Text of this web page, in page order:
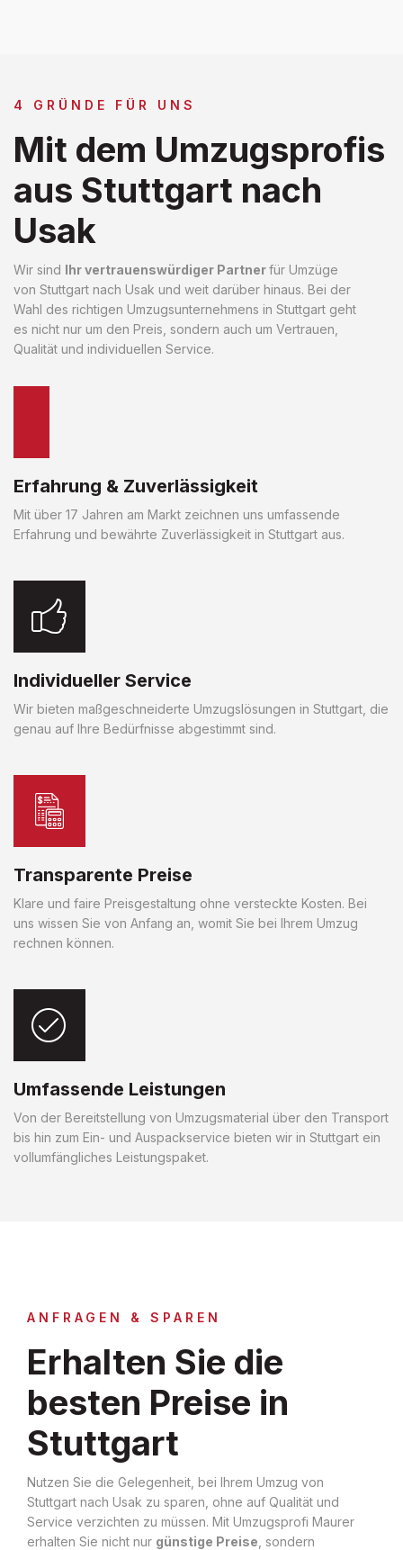
4 GRÜNDE FÜR UNS
Mit dem Umzugsprofis
aus Stuttgart nach
Usak
Wir sind Ihr vertrauenswürdiger Partnerfür Umzüge
von Stuttgart nach Usak und weit darüber hinaus. Bei der
Wahl des richtigen Umzugsunternehmens in Stuttgart geht
es nicht nur um den Preis, sondern auch um Vertrauen,
Qualität und individuellen Service.
Erfahrung & Zuverlässigkeit
Mit über 17 Jahren am Markt zeichnen uns umfassende
Erfahrung und bewährte Zuverlässigkeit in Stuttgart aus.
Individueller Service
Wir bieten maßgeschneiderte Umzugslösungen in Stuttgart, die
genau auf Ihre Bedürfnisse abgestimmt sind.
Transparente Preise
Klare und faire Preisgestaltung ohne versteckte Kosten. Bei
uns wissen Sie von Anfang an, womit Sie bei Ihrem Umzug
rechnen können.
Umfassende Leistungen
Von der Bereitstellung von Umzugsmaterial über den Transport
bis hin zum Ein- und Auspackservice bieten wir in Stuttgart ein
vollumfängliches Leistungspaket.
ANFRAGEN & SPAREN
Erhalten Sie die
besten Preise in
Stuttgart
Nutzen Sie die Gelegenheit, bei Ihrem Umzug von
Stuttgart nach Usak zu sparen, ohne auf Qualität und
Service verzichten zu müssen. Mit Umzugsprofi Maurer
erhalten Sie nicht nur günstige Preise , sondern